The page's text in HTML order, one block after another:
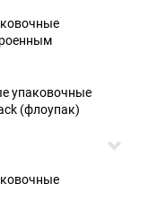
упаковочные
(флоупак)